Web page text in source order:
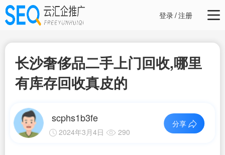
登录/注册
长沙奢侈品二手上门回收,哪里
有库存回收真皮的
scphs1b3fe
2024年3月4日 290
分享